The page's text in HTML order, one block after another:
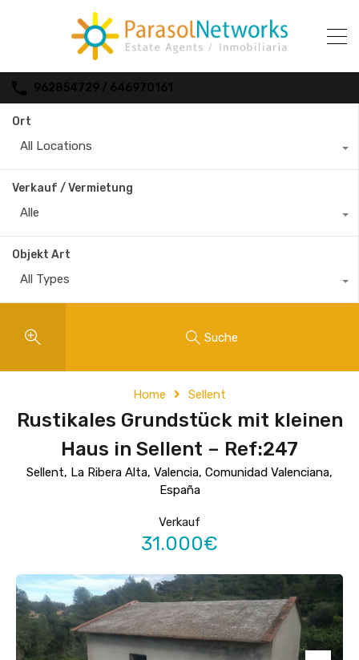
962854729 / 646970161
Ort
All Locations
Verkauf / Vermietung
Alle
Objekt Art
All Types
Suche
Home Sellent
Rustikales Grundstück mit kleinen
Haus in Sellent – ​​Ref:247
Sellent, La Ribera Alta, Valencia, Comunidad Valenciana,
España
Verkauf
31.000€